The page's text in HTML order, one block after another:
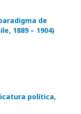
de
1889 – 1904)
política,